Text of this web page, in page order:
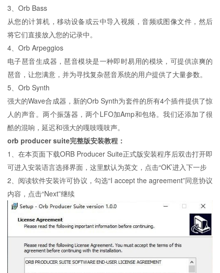
3、Orb Bass
从您的计算机，移动设备或云中导入视频，音频或图像文件，然后
将它们直接放入您的记录中。
4、Orb Arpeggios
电子琶音生成器，琶音模块是一种即时易用的模块，可提供凉爽的
琶音，让您满意，并为寻找复杂琶音系统的用户提供了大量参数。
5、Orb Synth
强大的Wave合成器，新的Orb Synth为套件的所有4个插件提供了惊
人的声音。两个振荡器，两个LFO加Amp和包络。我们还添加了很
酷的混响，延迟和强大的嘎吱嘎吱声。
orb producer suite完整版安装教程：
1、在本页面下载ORB Producer Suite正式版安装程序后双击打开即
可进入安装语言选择界面，这里默认为英文，点击“OK’进入下一步
2、阅读软件安装许可协议，勾选“I accept the agreement”同意协议
内容，点击“Next”继续